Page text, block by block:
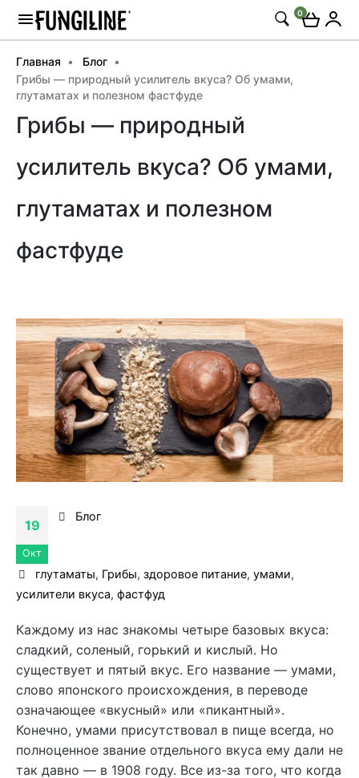
0
Главная
Блог
Грибы — природный усилитель вкуса? Об умами,
глутаматах и полезном фастфуде
Грибы — природный
усилитель вкуса? Об умами,
глутаматах и полезном
фастфуде
19
Окт
Блог
глутаматы, Грибы,здоровое питание,умами,
усилители вкуса, фастфуд
Каждому из нас знакомы четыре базовых вкуса:
сладкий, соленый, горький и кислый. Но
существует и пятый вкус. Его название — умами,
слово японского происхождения, в переводе
означающее «вкусный» или «пикантный».
Конечно, умами присутствовал в пище всегда, но
полноценное звание отдельного вкуса ему дали не
так давно — в 1908 году. Все из-за того, что когда